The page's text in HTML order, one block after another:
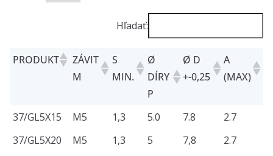
Hľadať:
PRODUKT
ZÁVIT
M
S
MIN.
Ø
DÍRY
P
Ø D
+-0,25
A
(MAX)
PRODUKT
ZÁVIT
S
Ø
P
Ø D
A
37/GL5X15 M5 1,3 5.0 7.8 2.7
37/GL5X20
M5 1,3 5 7,8 2.7